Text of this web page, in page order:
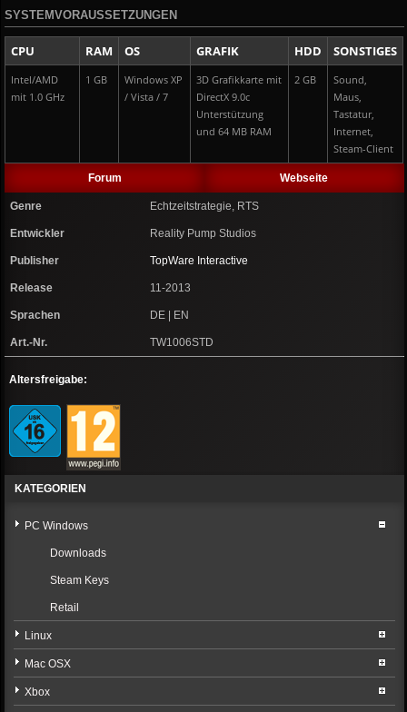
SYSTEMVORAUSSETZUNGEN
CPU RAM OS GRAFIK HDD SONSTIGES
Intel/AMD
mit 1.0 GHz
1 GB
Windows XP
/ Vista / 7
3D Grafikkarte mit
DirectX 9.0c
Unterstützung
und 64 MB RAM
2 GB
Sound,
Maus,
Tastatur,
Internet,
Steam-Client
Forum Webseite
Genre Echtzeitstrategie, RTS
Entwickler Reality Pump Studios
Publisher TopWare Interactive
Release 11-2013
Sprachen DE | EN
Art.-Nr. TW1006STD
Altersfreigabe:
KATEGORIEN
PC Windows
Downloads
Steam Keys
Retail
Linux
Mac OSX
Xbox